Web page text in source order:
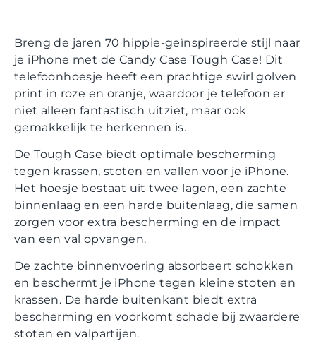
Breng de jaren 70 hippie-geïnspireerde stijl naar
je iPhone met de Candy Case Tough Case! Dit
telefoonhoesje heeft een prachtige swirl golven
print in roze en oranje, waardoor je telefoon er
niet alleen fantastisch uitziet, maar ook
gemakkelijk te herkennen is.
De Tough Case biedt optimale bescherming
tegen krassen, stoten en vallen voor je iPhone.
Het hoesje bestaat uit twee lagen, een zachte
binnenlaag en een harde buitenlaag, die samen
zorgen voor extra bescherming en de impact
van een val opvangen.
De zachte binnenvoering absorbeert schokken
en beschermt je iPhone tegen kleine stoten en
krassen. De harde buitenkant biedt extra
bescherming en voorkomt schade bij zwaardere
stoten en valpartijen.